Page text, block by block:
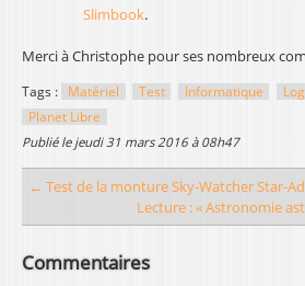
Slimbook.
Merci à Christophe pour ses nombreux
Tags : Matériel Test Informatique
Planet Libre
publié le jeudi 31 mars 2016 à 08h47
← Test de la monture Sky-Watcher Star-
Lecture : « Astronomie
Commentaires